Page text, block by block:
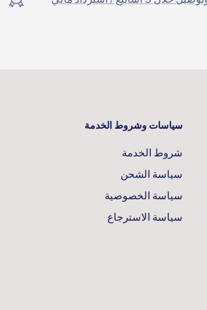
سياسات وشروط الخدمة
شروط الخدمة
سياسة الشحن
سياسة الخصوصية
سياسة الاسترجاع